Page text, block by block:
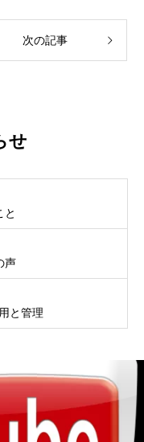
次の記事
せ
と
声
と管理